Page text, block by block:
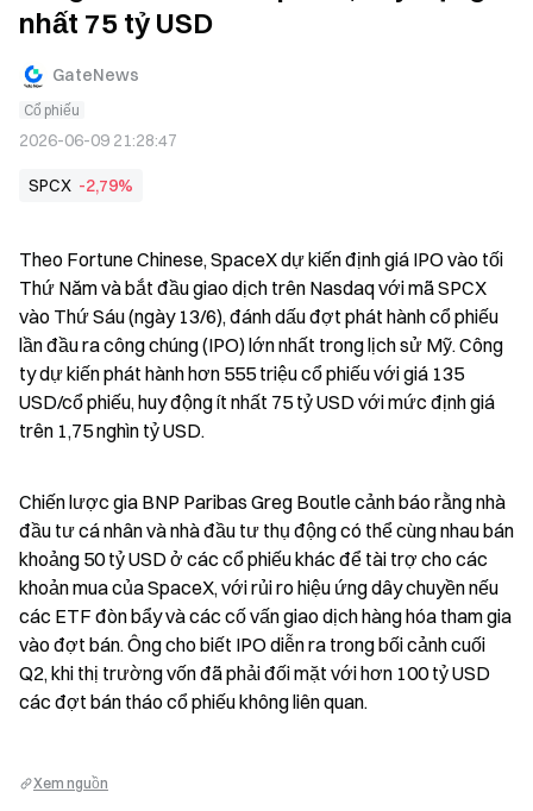
nhất 75 tỷ USD
GateNews
Cổ phiếu
2026-06-09 21:28:47
SPCX -2,79%
Theo Fortune Chinese, SpaceX dự kiến định giá IPO vào tối
Thứ Năm và bắt đầu giao dịch trên Nasdaq với mã SPCX
vào Thứ Sáu (ngày 13/6), đánh dấu đợt phát hành cổ phiếu
lần đầu ra công chúng (IPO) lớn nhất trong lịch sử Mỹ. Công
ty dự kiến phát hành hơn 555 triệu cổ phiếu với giá 135
USD/cổ phiếu, huy động ít nhất 75 tỷ USD với mức định giá
trên 1,75 nghìn tỷ USD.
Chiến lược gia BNP Paribas Greg Boutle cảnh báo rằng nhà
đầu tư cá nhân và nhà đầu tư thụ động có thể cùng nhau bán
khoảng 50 tỷ USD ở các cổ phiếu khác để tài trợ cho các
khoản mua của SpaceX, với rủi ro hiệu ứng dây chuyền nếu
các ETF đòn bẩy và các cố vấn giao dịch hàng hóa tham gia
vào đợt bán. Ông cho biết IPO diễn ra trong bối cảnh cuối
Q2, khi thị trường vốn đã phải đối mặt với hơn 100 tỷ USD
các đợt bán tháo cổ phiếu không liên quan.
Xem nguồn